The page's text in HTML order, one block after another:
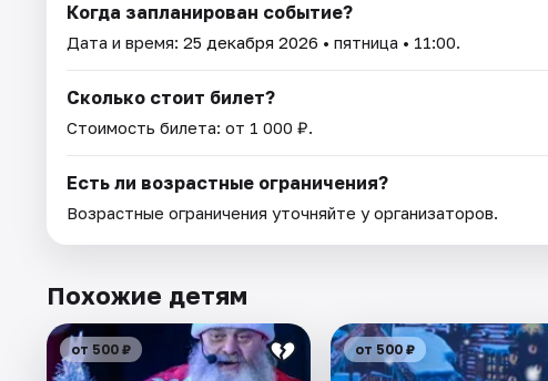
Когда запланирован событие?
Дата и время: 25 декабря 2026 • пятница • 11:00.
Сколько стоит билет?
Стоимость билета: от 1 000 ₽.
Есть ли возрастные ограничения?
Возрастные ограничения уточняйте у организаторов.
Похожие детям
от 500 ₽ от 500 ₽